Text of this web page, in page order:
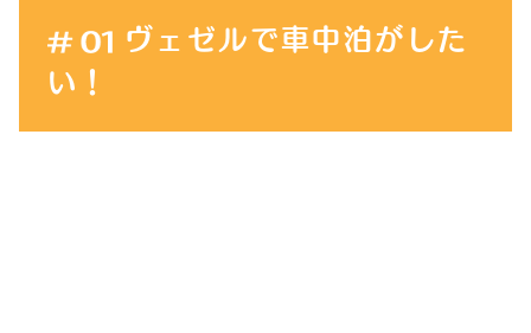
ヴェゼルで車中泊がした
い！